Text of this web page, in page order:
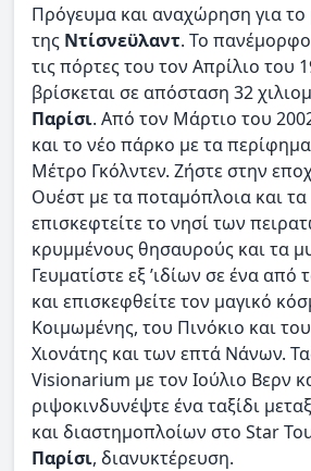
Πρόγευμα και αναχώρηση για το
της Ντίσνεϋλαντ. Το
τις πόρτες του τον Απρίλιο του
βρίσκεται σε απόσταση 32
Παρίσι. Από τον Μάρτιο του
και το νέο πάρκο με τα
Μέτρο Γκόλντεν. Ζήστε στην
Ουέστ με τα ποταμόπλοια και
επισκεφτείτε το νησί των
κρυμμένους θησαυρούς και τα
Γευματίστε εξ ’ιδίων σε ένα από
και επισκεφθείτε τον μαγικό
Κοιμωμένης, του Πινόκιο και
Χιονάτης και των επτά Νάνων.
Visionarium με τον Ιούλιο Βερν
ριψοκινδυνέψτε ένα ταξίδι
και διαστημοπλοίων στο Star
Παρίσι, διανυκτέρευση.